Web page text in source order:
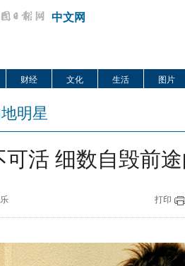
中文网
财经 文化 生活 图片
明星
可活 细数自毁前
打印